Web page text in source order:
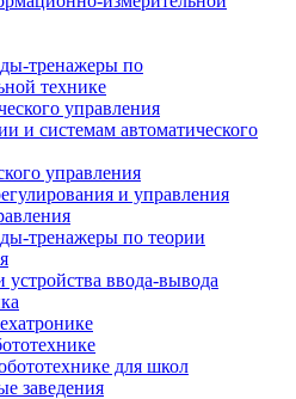
тренажеры по
технике
управления
и системам автоматического
управления
и управления
тренажеры по теории
ввода-вывода
для школ
заведения